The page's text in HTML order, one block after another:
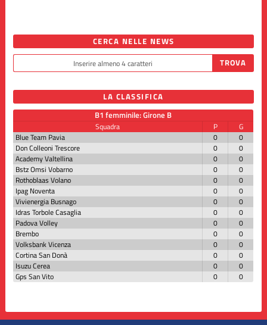
CERCA NELLE NEWS
LA CLASSIFICA
B1 femminile: Girone B
Squadra P
G
Blue Team Pavia
0
0
Don Colleoni Trescore
0
0
Academy Valtellina
0
0
Bstz Omsi Vobarno
0
0
Rothoblaas Volano
0
0
Ipag Noventa
0
0
Vivienergia Busnago
0
0
Idras Torbole Casaglia
0
0
Padova Volley
0
0
Brembo
0
0
Volksbank Vicenza
0
0
Cortina San Donà
0
0
Isuzu Cerea
0
0
Gps San Vito
0 0